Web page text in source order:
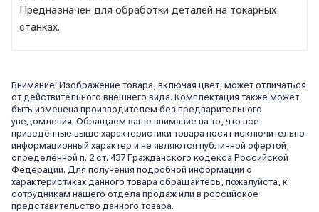
Предназначен для обработки деталей на токарных
станках.
Внимание! Изображение товара, включая цвет, может отличаться
от действительного внешнего вида. Комплектация также может
быть изменена производителем без предварительного
уведомления. Обращаем ваше внимание на то, что все
приведённые выше характеристики товара носят исключительно
информационный характер и не являются публичной офертой,
определённой п. 2 ст. 437 Гражданского кодекса Российской
Федерации. Для получения подробной информации о
характеристиках данного товара обращайтесь, пожалуйста, к
сотрудникам нашего отдела продаж или в российское
представительство данного товара.